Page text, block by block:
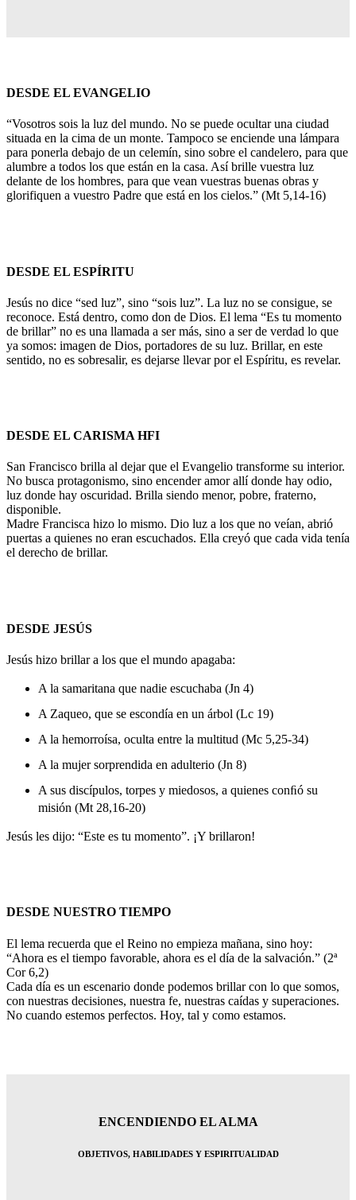
DESDE EL EVANGELIO
“Vosotros sois la luz del mundo. No se puede ocultar una ciudad
situada en la cima de un monte. Tampoco se enciende una lámpara
para ponerla debajo de un celemín, sino sobre el candelero, para que
alumbre a todos los que están en la casa. Así brille vuestra luz
delante de los hombres, para que vean vuestras buenas obras y
glorifiquen a vuestro Padre que está en los cielos.” (Mt 5,14-16)
DESDE EL ESPÍRITU
Jesús no dice “sed luz”, sino “sois luz”. La luz no se consigue, se
reconoce. Está dentro, como don de Dios. El lema “Es tu momento
de brillar” no es una llamada a ser más, sino a ser de verdad lo que
ya somos: imagen de Dios, portadores de su luz. Brillar, en este
sentido, no es sobresalir, es dejarse llevar por el Espíritu, es revelar.
DESDE EL CARISMA HFI
San Francisco brilla al dejar que el Evangelio transforme su interior.
No busca protagonismo, sino encender amor allí donde hay odio,
luz donde hay oscuridad. Brilla siendo menor, pobre, fraterno,
disponible.
Madre Francisca hizo lo mismo. Dio luz a los que no veían, abrió
puertas a quienes no eran escuchados. Ella creyó que cada vida tenía
el derecho de brillar.
DESDE JESÚS
Jesús hizo brillar a los que el mundo apagaba:
A la samaritana que nadie escuchaba (Jn 4)
A Zaqueo, que se escondía en un árbol (Lc 19)
A la hemorroísa, oculta entre la multitud (Mc 5,25-34)
A la mujer sorprendida en adulterio (Jn 8)
A sus discípulos, torpes y miedosos, a quienes conﬁó su
misión (Mt 28,16-20)
Jesús les dijo: “Este es tu momento”. ¡Y brillaron!
DESDE NUESTRO TIEMPO
El lema recuerda que el Reino no empieza mañana, sino hoy:
“Ahora es el tiempo favorable, ahora es el día de la salvación.” (2ª
Cor 6,2)
Cada día es un escenario donde podemos brillar con lo que somos,
con nuestras decisiones, nuestra fe, nuestras caídas y superaciones.
No cuando estemos perfectos. Hoy, tal y como estamos.
ENCENDIENDO EL ALMA
OBJETIVOS, HABILIDADES Y ESPIRITUALIDAD